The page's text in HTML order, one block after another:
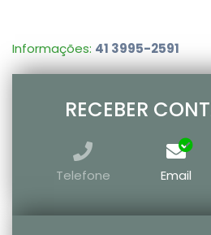
Informações: 41 3995-2591
RECEBER
Telefone Email